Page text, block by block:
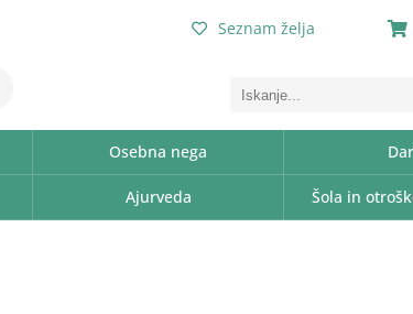
Seznam želja
Osebna nega
Ajurveda Šola in